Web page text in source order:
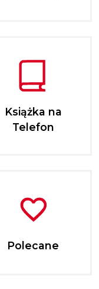
Książka na
Telefon
Polecane